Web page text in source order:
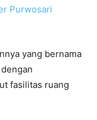
yang bernama
fasilitas ruang